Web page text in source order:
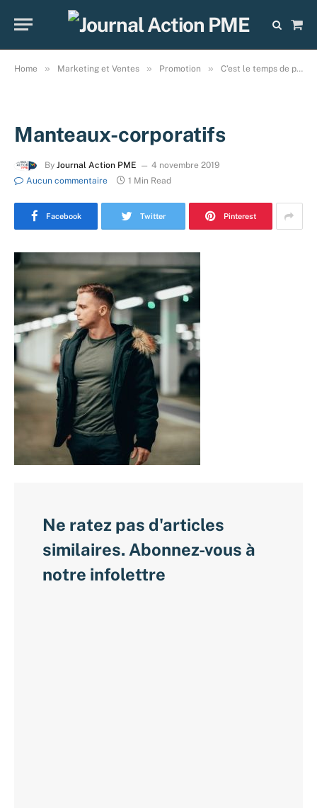
Cart
Home » Marketing et Ventes » Promotion » C’est le temps de penser à vos manteaux corporatifs !
Manteaux-corporatifs
By Journal Action PME
4 novembre 2019
Aucun commentaire
1 Min Read
Facebook Twitter Pinterest
Ne ratez pas d'articles
similaires. Abonnez-vous à
notre infolettre